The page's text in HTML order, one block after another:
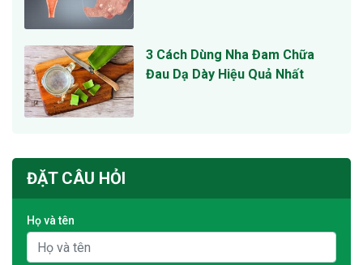
3 Cách Dùng Nha Đam Chữa
Đau Dạ Dày Hiệu Quả Nhất
ĐẶT CÂU HỎI
Họ và tên